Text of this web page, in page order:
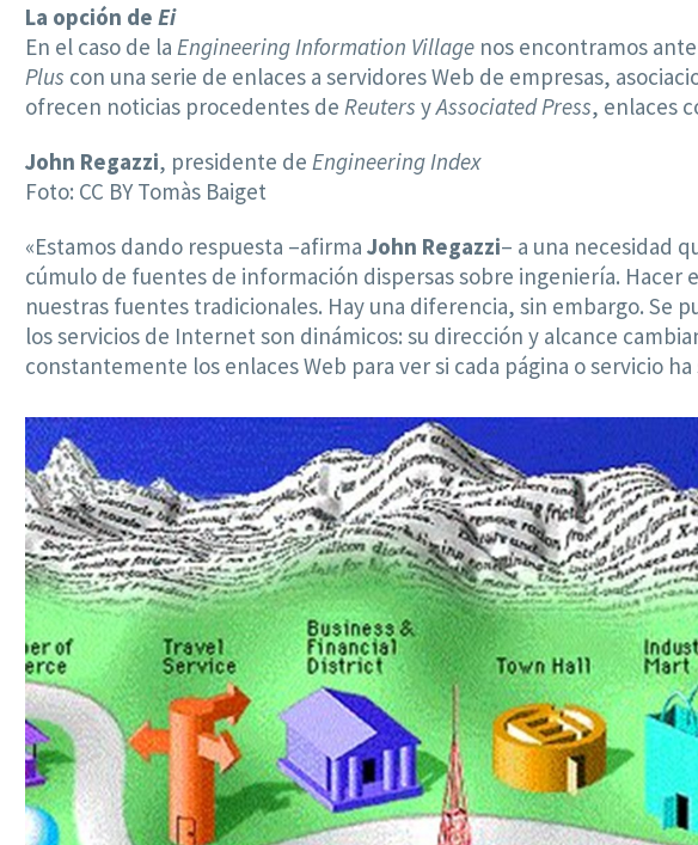
La opción de Ei
En el caso de la Engineering Information Village nos encontramos
Plus con una serie de enlaces a servidores Web de empresas,
ofrecen noticias procedentes de Reuters yAssociated Press, enlaces
John Regazzi, presidente de Engineering Index
Foto: CC BY Tomàs Baiget
«Estamos dando respuesta –afirma John Regazzi– a una necesidad
cúmulo de fuentes de información dispersas sobre ingeniería.
nuestras fuentes tradicionales. Hay una diferencia, sin embargo. Se
los servicios de Internet son dinámicos: su dirección y alcance
constantemente los enlaces Web para ver si cada página o servicio ha